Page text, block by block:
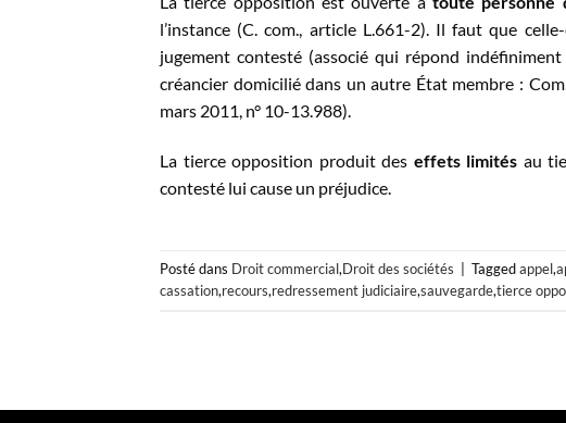
l’instance (C. com., article L.661-2). Il faut que
jugement contesté (associé qui répond
créancier domicilié dans un autre État membre :
mars 2011, n° 10-13.988).
La tierce opposition produit des effets limités au
contesté lui cause un préjudice.
Posté dans Droit commercial,Droit des sociétés Taggedappel,
cassation,recours,redressement judiciaire,sauvegarde,tierce